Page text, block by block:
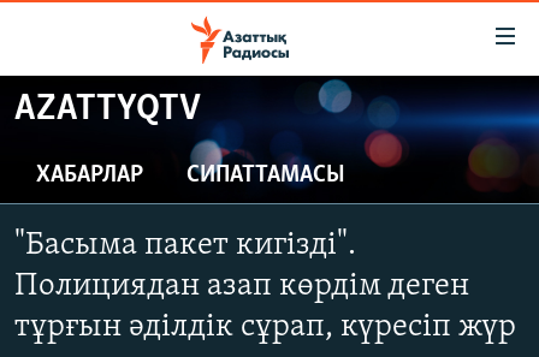
Skip
to
content
main
Skip
ЖАҢАЛЫҚТАР
САЯСАТ
ҚАҢТАР ОҚИҒАСЫ
АДАМ ҚҰҚЫҚТАРЫ
ӘЛЕУМЕТ
AZATTYQTV
ХАБАРЛАР СИПАТТАМАСЫ
"Басыма пакет кигізді".
Полициядан азап көрдім деген
тұрғын әділдік сұрап, күресіп жүр